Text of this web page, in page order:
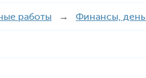
работы → Финансы,